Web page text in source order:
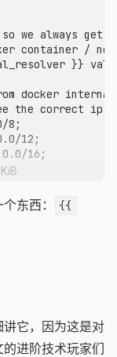
we always get
container /
}}
docker
the correct ips
8;
12;
16;
regexp
proxy the
tests in
1
东西：
{{
讲它，因为这是对
的进阶技术玩家们